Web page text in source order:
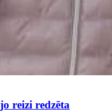
reizi redzēta